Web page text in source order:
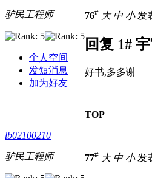
驴民工程师
个人空间
发短消息
加为好友
76# 大 中 小发
回复 1#
好书,多多谢
TOP
lb02100210
驴民工程师 77# 大 中 小发